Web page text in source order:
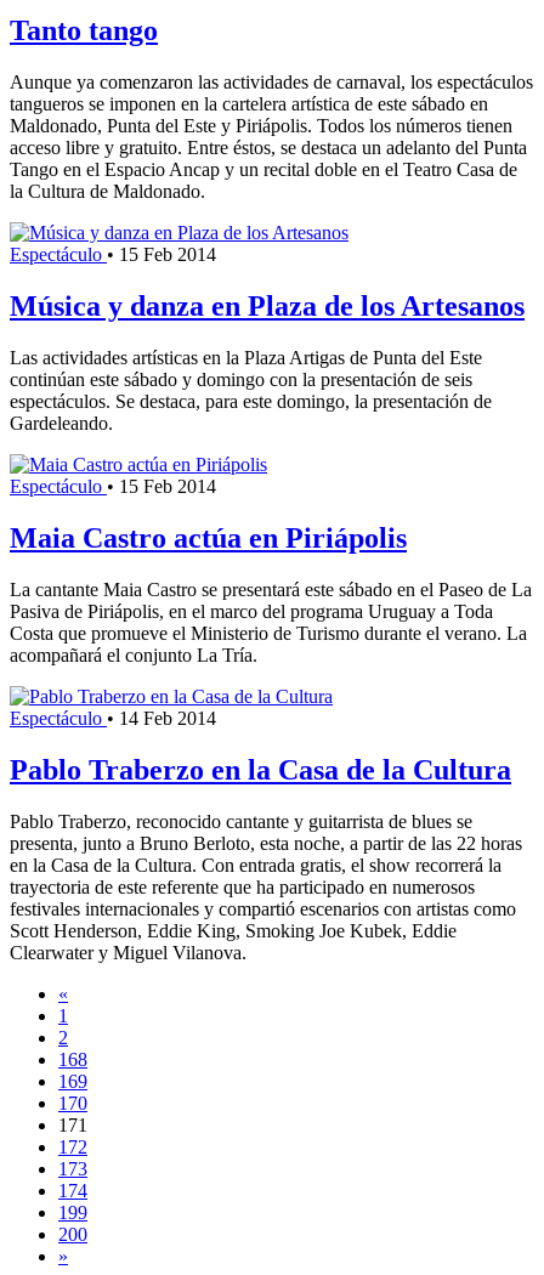
Tanto tango
Aunque ya comenzaron las actividades de carnaval, los espectáculos
tangueros se imponen en la cartelera artística de este sábado en
Maldonado, Punta del Este y Piriápolis. Todos los números tienen
acceso libre y gratuito. Entre éstos, se destaca un adelanto del Punta
Tango en el Espacio Ancap y un recital doble en el Teatro Casa de
la Cultura de Maldonado.
Espectáculo • 15 Feb 2014
Música y danza en Plaza de los Artesanos
Las actividades artísticas en la Plaza Artigas de Punta del Este
continúan este sábado y domingo con la presentación de seis
espectáculos. Se destaca, para este domingo, la presentación de
Gardeleando.
Espectáculo • 15 Feb 2014
Maia Castro actúa en Piriápolis
La cantante Maia Castro se presentará este sábado en el Paseo de La
Pasiva de Piriápolis, en el marco del programa Uruguay a Toda
Costa que promueve el Ministerio de Turismo durante el verano. La
acompañará el conjunto La Tría.
Espectáculo • 14 Feb 2014
Pablo Traberzo en la Casa de la Cultura
Pablo Traberzo, reconocido cantante y guitarrista de blues se
presenta, junto a Bruno Berloto, esta noche, a partir de las 22 horas
en la Casa de la Cultura. Con entrada gratis, el show recorrerá la
trayectoria de este referente que ha participado en numerosos
festivales internacionales y compartió escenarios con artistas como
Scott Henderson, Eddie King, Smoking Joe Kubek, Eddie
Clearwater y Miguel Vilanova.
«
1
2
168
169
170
171
172
173
174
199
200
»